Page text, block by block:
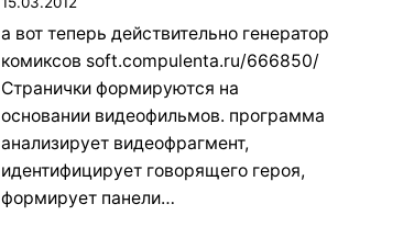
а вот теперь действительно генератор
комиксов soft.compulenta.ru/666850/
Странички формируются на
основании видеофильмов. программа
анализирует видеофрагмент,
идентифицирует говорящего героя,
формирует панели…